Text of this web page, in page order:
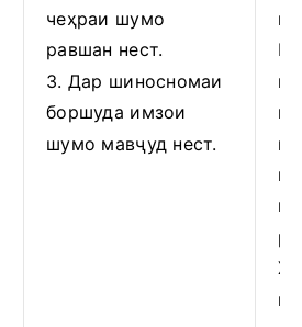
чеҳраи шумо
равшан нест.
3. Дар шиносномаи
боршуда имзои
шумо мавҷуд нест.